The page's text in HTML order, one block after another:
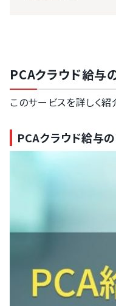
PCAクラウド給与
このサービスを詳しく紹
PCAクラウド給与